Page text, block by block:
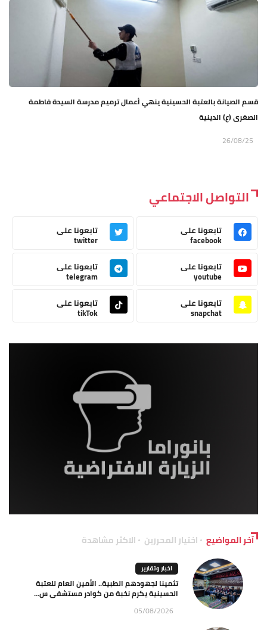
قسم الصيانة بالعتبة الحسينية ينهي أعمال ترميم مدرسة السيدة فاطمة
الصغرى (ع) الدينية
26/08/25
التواصل الاجتماعي
تابعونا على
facebook
تابعونا على
twitter
تابعونا على
youtube
تابعونا على
telegram
تابعونا على
snapchat
تابعونا على
tikTok
آخر المواضيع اختيار المحررين الاكثر مشاهدة
اخبار وتقارير
تثمينا لجهودهم الطبية.. الأمين العام للعتبة
الحسينية يكرم نخبة من كوادر مستشفى س...
05/08/2026